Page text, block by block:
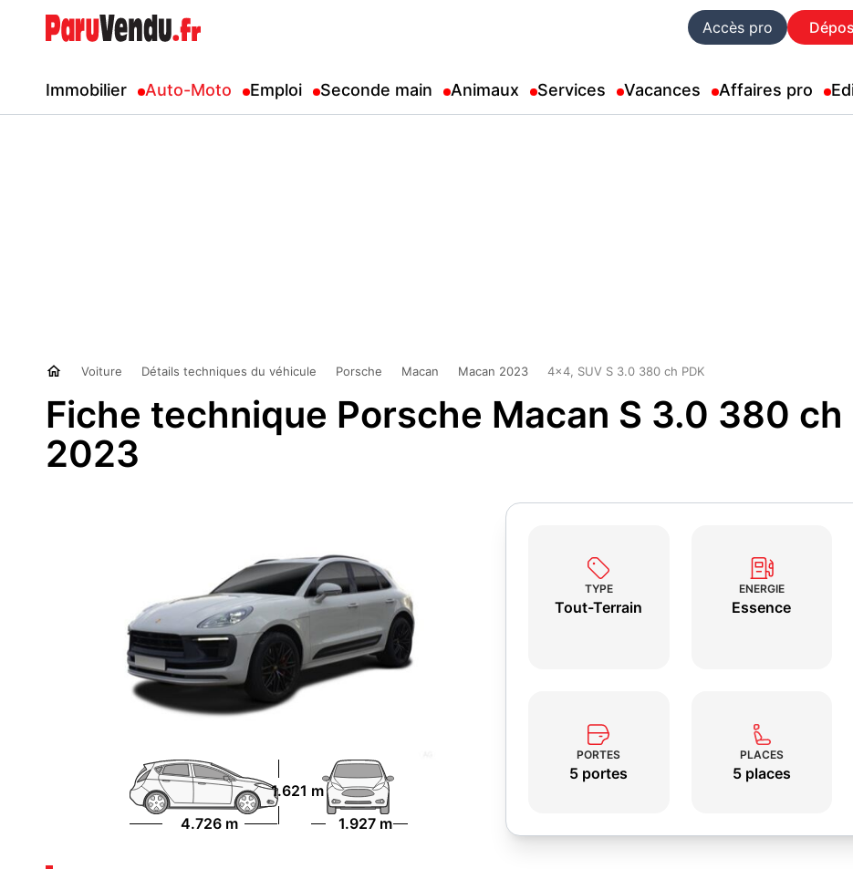
Accès pro
Immobilier Auto-Moto Emploi Seconde main Animaux Services Vacances Affaires pro
Voiture Détails techniques du véhicule Porsche Macan Macan 2023 4x4, SUV S 3.0 380 ch PDK
Fiche technique Porsche Macan S 3.0 380 ch
2023
4.726 m 1.927 m
1.621 m
TYPE
Tout-Terrain
ENERGIE
Essence
PORTES
5 portes
PLACES
5 places